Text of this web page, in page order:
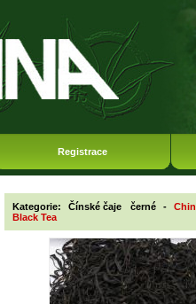
Registrace
Kategorie: Čínské čaje černé -
Black Tea